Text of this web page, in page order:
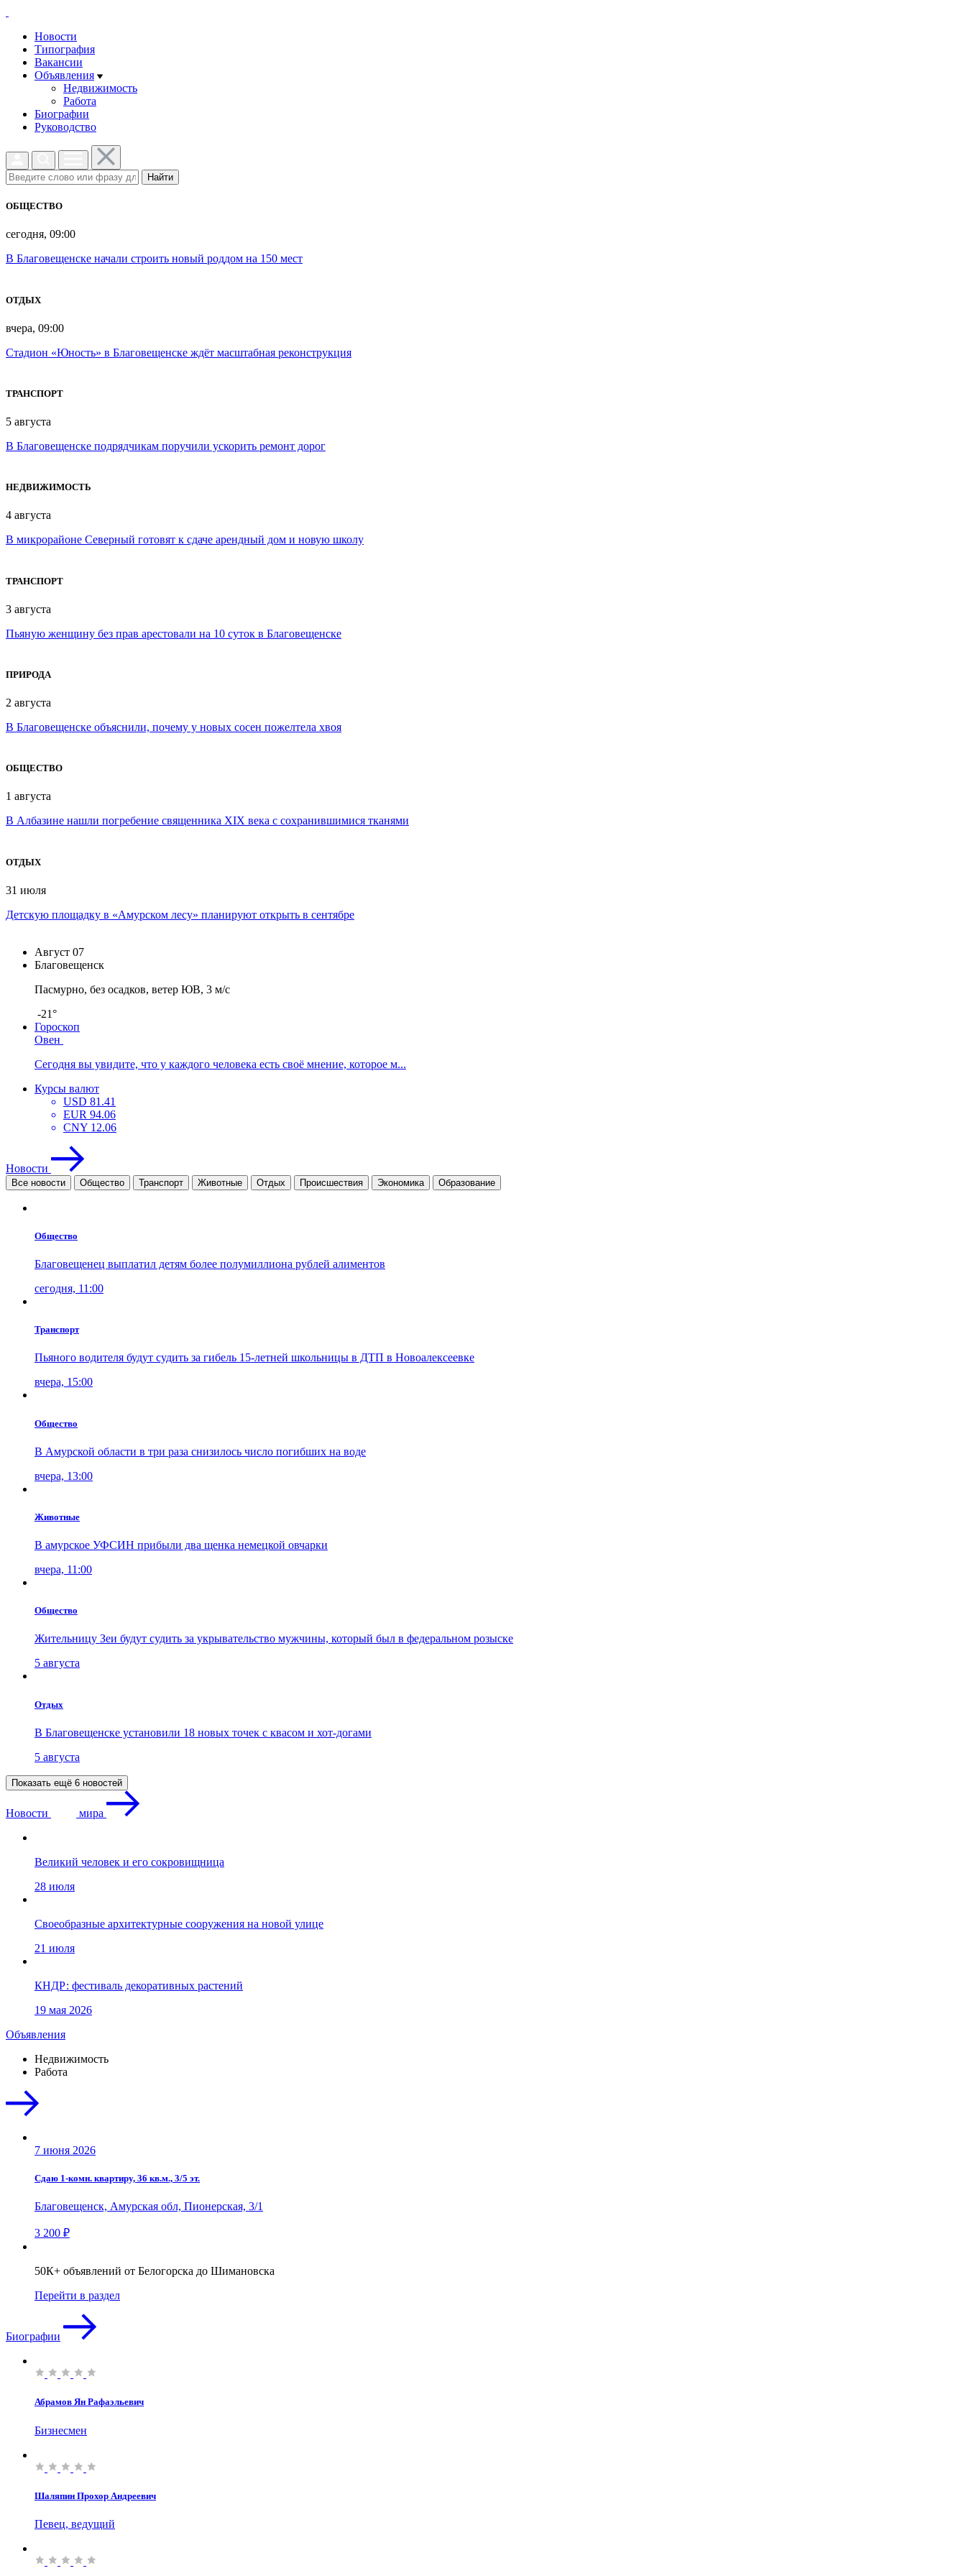
Новости
Типография
Вакансии
Объявления
Недвижимость
Работа
Биографии
Руководство
Найти
ОБЩЕСТВО
сегодня, 09:00
В Благовещенске начали строить новый роддом на 150 мест
ОТДЫХ
вчера, 09:00
Стадион «Юность» в Благовещенске ждёт масштабная реконструкция
ТРАНСПОРТ
5 августа
В Благовещенске подрядчикам поручили ускорить ремонт дорог
НЕДВИЖИМОСТЬ
4 августа
В микрорайоне Северный готовят к сдаче арендный дом и новую школу
ТРАНСПОРТ
3 августа
Пьяную женщину без прав арестовали на 10 суток в Благовещенске
ПРИРОДА
2 августа
В Благовещенске объяснили, почему у новых сосен пожелтела хвоя
ОБЩЕСТВО
1 августа
В Албазине нашли погребение священника XIX века с сохранившимися тканями
ОТДЫХ
31 июля
Детскую площадку в «Амурском лесу» планируют открыть в сентябре
Август 07
Благовещенск
Пасмурно, без осадков, ветер ЮВ, 3 м/с
-21°
Гороскоп
Овен
Сегодня вы увидите, что у каждого человека есть своё мнение, которое м...
Курсы валют
USD 81.41
EUR 94.06
CNY 12.06
Новости
Все новости Общество Транспорт Животные Отдых Проиcшествия Экономика Образование
Общество
Благовещенец выплатил детям более полумиллиона рублей алиментов
сегодня, 11:00
Транспорт
Пьяного водителя будут судить за гибель 15-летней школьницы в ДТП в Новоалексеевке
вчера, 15:00
Общество
В Амурской области в три раза снизилось число погибших на воде
вчера, 13:00
Животные
В амурское УФСИН прибыли два щенка немецкой овчарки
вчера, 11:00
Общество
Жительницу Зеи будут судить за укрывательство мужчины, который был в федеральном розыске
5 августа
Отдых
В Благовещенске установили 18 новых точек с квасом и хот-догами
5 августа
Показать ещё 6 новостей
Новости мира
Великий человек и его сокровищница
28 июля
Своеобразные архитектурные сооружения на новой улице
21 июля
КНДР: фестиваль декоративных растений
19 мая 2026
Объявления
Недвижимость
Работа
7 июня 2026
Сдаю 1-комн. квартиру, 36 кв.м., 3/5 эт.
Благовещенск, Амурская обл, Пионерская, 3/1
3 200 ₽
50К+ объявлений от Белогорска до Шимановска
Перейти в раздел
Биографии
Абрамов Ян Рафаэльевич
Бизнесмен
Шаляпин Прохор Андреевич
Певец, ведущий